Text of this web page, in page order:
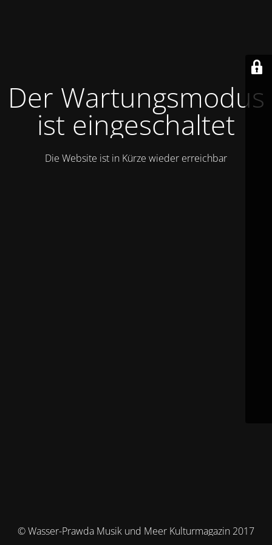
Der Wartungsmodus
ist eingeschaltet
Die Website ist in Kürze wieder erreichbar
© Wasser-Prawda Musik und Meer Kulturmagazin 2017